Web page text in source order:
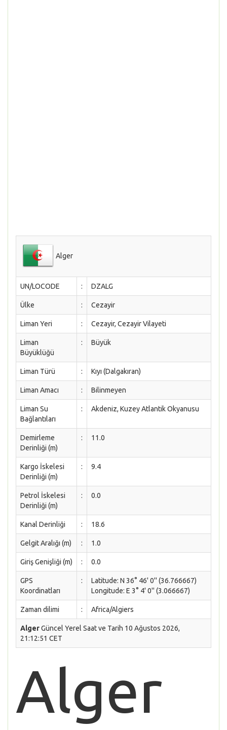
Alger
UN/LOCODE : DZALG
Ülke : Cezayir
Liman Yeri : Cezayir, Cezayir Vilayeti
Liman
Büyüklüğü
: Büyük
Liman Türü : Kıyı (Dalgakıran)
Liman Amacı : Bilinmeyen
Liman Su
Bağlantıları
: Akdeniz, Kuzey Atlantik Okyanusu
Demirleme
Derinliği (m)
: 11.0
Kargo İskelesi
Derinliği (m)
: 9.4
Petrol İskelesi
Derinliği (m)
: 0.0
Kanal Derinliği : 18.6
Gelgit Aralığı (m) : 1.0
Giriş Genişliği (m) : 0.0
GPS
Koordinatları
:
Latitude: N 36° 46' 0'' (36.766667)
Longitude: E 3° 4' 0'' (3.066667)
Zaman dilimi : Africa/Algiers
AlgerGüncel Yerel Saat ve Tarih 10 Ağustos 2026,
21:12:51 CET
Alger